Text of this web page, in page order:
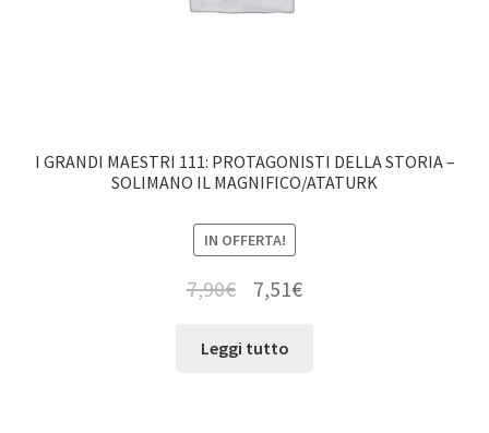
I GRANDI MAESTRI 111: PROTAGONISTI DELLA STORIA –
SOLIMANO IL MAGNIFICO/ATATURK
IN OFFERTA!
7,90€ 7,51€
Leggi tutto